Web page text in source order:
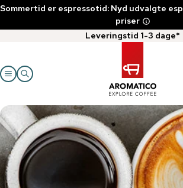
Sommertid er espressotid: Nyd udvalgte
priser
Leveringstid 1-3 dage*